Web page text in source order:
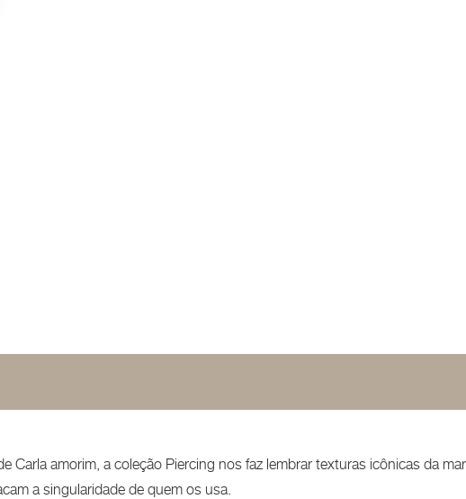
Carla amorim, a coleção Piercing nos faz lembrar texturas icônicas da
a singularidade de quem os usa.